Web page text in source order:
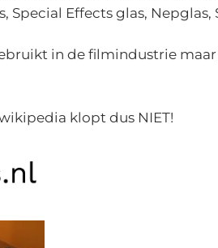
Special Effects glas, Nepglas,
in de filmindustrie
klopt dus NIET!